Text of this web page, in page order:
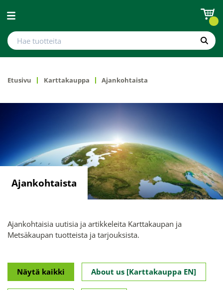
Avaa valikko
Hae tuotteita
Hae
Etusivu Karttakauppa Ajankohtaista
Ajankohtaista
Ajankohtaisia uutisia ja artikkeleita Karttakaupan ja
Metsäkaupan tuotteista ja tarjouksista.
Näytä kaikki About us [Karttakauppa EN]